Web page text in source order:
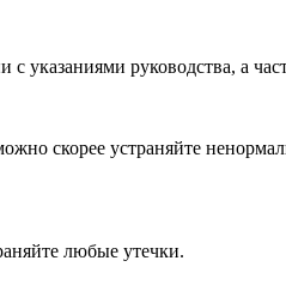
указаниями руководства, а
скорее устраняйте
любые утечки.